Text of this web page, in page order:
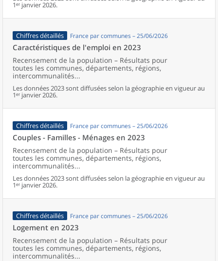
1ᵉʳ janvier 2026.
Chiffres détaillés France par communes – 25/06/2026
Caractéristiques de l'emploi en 2023
Recensement de la population – Résultats pour
toutes les communes, départements, régions,
intercommunalités...
Les données 2023 sont diffusées selon la géographie en vigueur au
1ᵉʳ janvier 2026.
Chiffres détaillés France par communes – 25/06/2026
Couples - Familles - Ménages en 2023
Recensement de la population – Résultats pour
toutes les communes, départements, régions,
intercommunalités...
Les données 2023 sont diffusées selon la géographie en vigueur au
1ᵉʳ janvier 2026.
Chiffres détaillés France par communes – 25/06/2026
Logement en 2023
Recensement de la population – Résultats pour
toutes les communes, départements, régions,
intercommunalités...